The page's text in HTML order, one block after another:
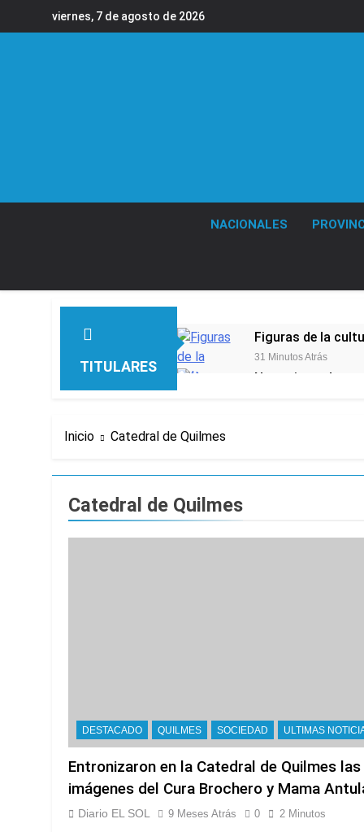
viernes, 7 de agosto de 2026
NACIONALES
TITULARES
Figuras de la
31 Minutos Atrás
Nueva jornada
Día Internacional
El frío polar se
El temporal se
17 Horas Atrás
Kicillof marchó
18 Horas Atrás
Renunció el
Inicio Catedral de Quilmes
Catedral de Quilmes
DESTACADO QUILMES SOCIEDAD ULTIMAS
Entronizaron en la Catedral de Quilmes las
imágenes del Cura Brochero y Mama
Diario EL SOL 9 Meses Atrás 0 2 Minutos